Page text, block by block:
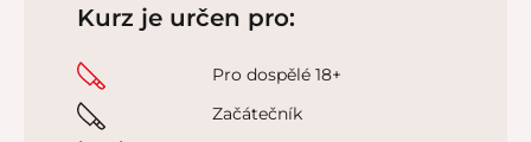
Kurz je určen pro:
Pro dospělé 18+
Začátečník